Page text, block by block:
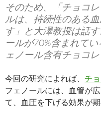
そのため、「チョコ
ルは、持続性のある
す」と大澤教授は話
ールが70%含まれて
ェノール含有チョコ
今回の研究によれば、 チ
フェノールには、血管が
て、血圧を下げる効果が